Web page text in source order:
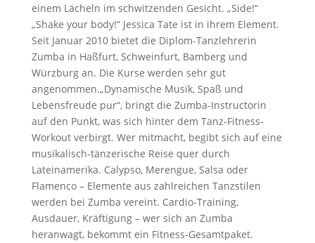
einem Lächeln im schwitzenden Gesicht. „Side!“
„Shake your body!“ Jessica Tate ist in ihrem Element.
Seit Januar 2010 bietet die Diplom-Tanzlehrerin
Zumba in Haßfurt, Schweinfurt, Bamberg und
Würzburg an. Die Kurse werden sehr gut
angenommen.„Dynamische Musik, Spaß und
Lebensfreude pur“, bringt die Zumba-Instructorin
auf den Punkt, was sich hinter dem Tanz-Fitness-
Workout verbirgt. Wer mitmacht, begibt sich auf eine
musikalisch-tänzerische Reise quer durch
Lateinamerika. Calypso, Merengue, Salsa oder
Flamenco – Elemente aus zahlreichen Tanzstilen
werden bei Zumba vereint. Cardio-Training,
Ausdauer, Kräftigung – wer sich an Zumba
heranwagt, bekommt ein Fitness-Gesamtpaket.